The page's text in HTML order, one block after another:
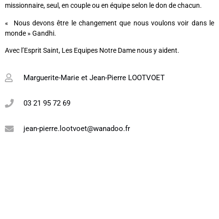
missionnaire, seul, en couple ou en équipe selon le don de chacun.
« Nous devons être le changement que nous voulons voir dans le
monde » Gandhi.
Avec l’Esprit Saint, Les Equipes Notre Dame nous y aident.
Marguerite-Marie et Jean-Pierre LOOTVOET
03 21 95 72 69
jean-pierre.lootvoet@wanadoo.fr